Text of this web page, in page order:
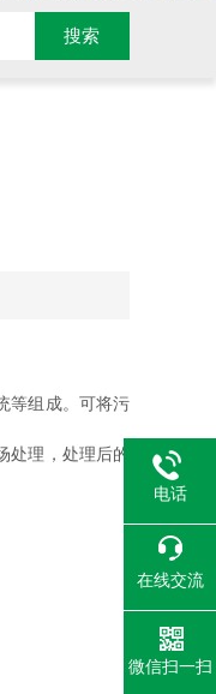
等组成。可将污
理，处理后的
电话
在线交流
微信扫一扫